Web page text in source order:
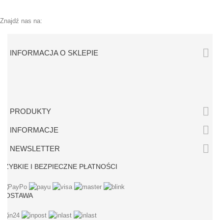
Znajdź nas na:
INFORMACJA O SKLEPIE 
PRODUKTY 
INFORMACJE 
NEWSLETTER 
SZYBKIE I BEZPIECZNE PŁATNOŚCI
DOSTAWA